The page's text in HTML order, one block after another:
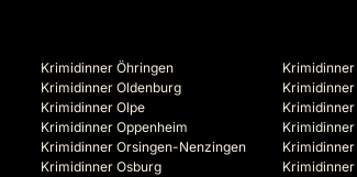
Krimidinner Öhringen
Krimidinner Oldenburg
Krimidinner Olpe
Krimidinner Oppenheim
Krimidinner Orsingen-Nenzingen
Krimidinner Osburg
Krimidinner